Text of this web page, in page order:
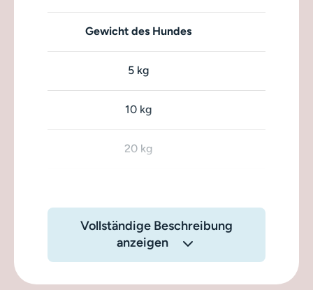
Gewicht des Hundes
5 kg
10 kg
20 kg
Vollständige Beschreibung
anzeigen